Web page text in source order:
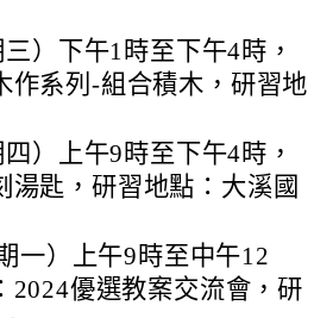
）下午1時至下午4時，
作系列-組合積木，研習地
）上午9時至下午4時，
湯匙，研習地點：大溪國
一）上午9時至中午12
2024優選教案交流會，研